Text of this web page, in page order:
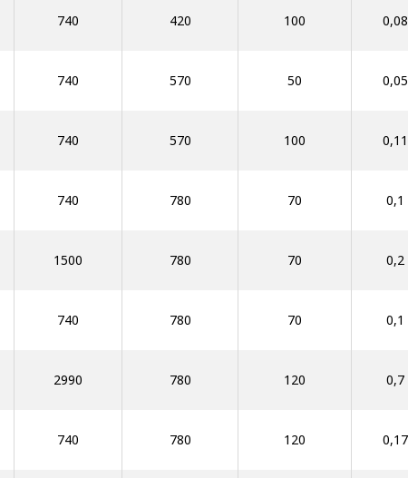
740 420 100 0,08
740 570 50 0,05
740 570 100 0,11
740 780 70 0,1
1500 780 70 0,2
740 780 70 0,1
2990 780 120 0,7
740 780 120 0,17